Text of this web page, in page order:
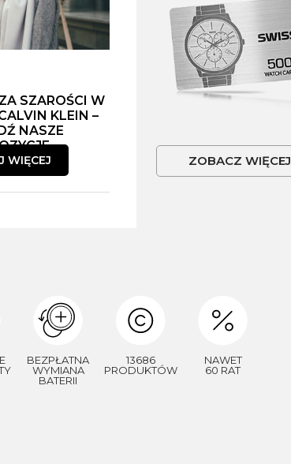
SZAROŚCI W
KLEIN –
NASZE
WIĘCEJ ZOBACZ WIĘCEJ
BEZPŁATNA
WYMIANA
BATERII
13686
PRODUKTÓW
NAWET
60 RAT